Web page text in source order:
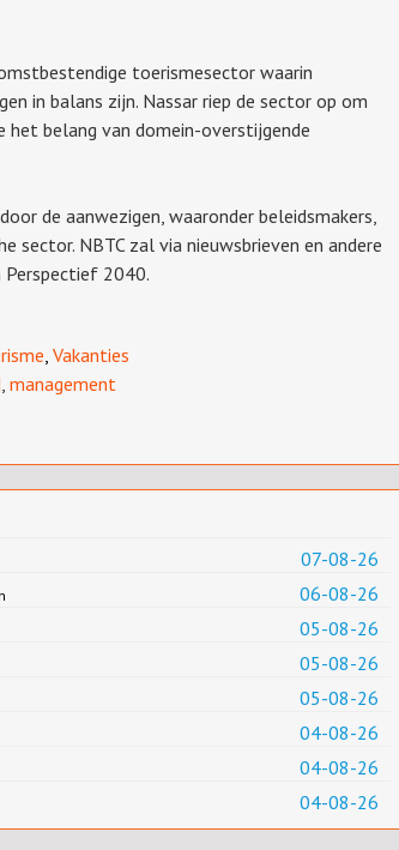
toerismesector waarin
in balans zijn. Nassar riep de sector op om
het belang van domein-overstijgende
de aanwezigen, waaronder beleidsmakers,
sector. NBTC zal via nieuwsbrieven en andere
2040.
Vakanties
management
07-08-26
06-08-26
05-08-26
05-08-26
05-08-26
04-08-26
04-08-26
04-08-26